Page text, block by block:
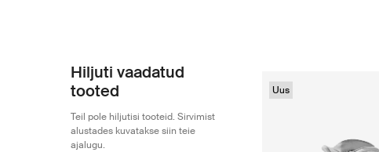
Hiljuti vaadatud
tooted
Teil pole hiljutisi tooteid. Sirvimist
alustades kuvatakse siin teie
ajalugu.
Uus